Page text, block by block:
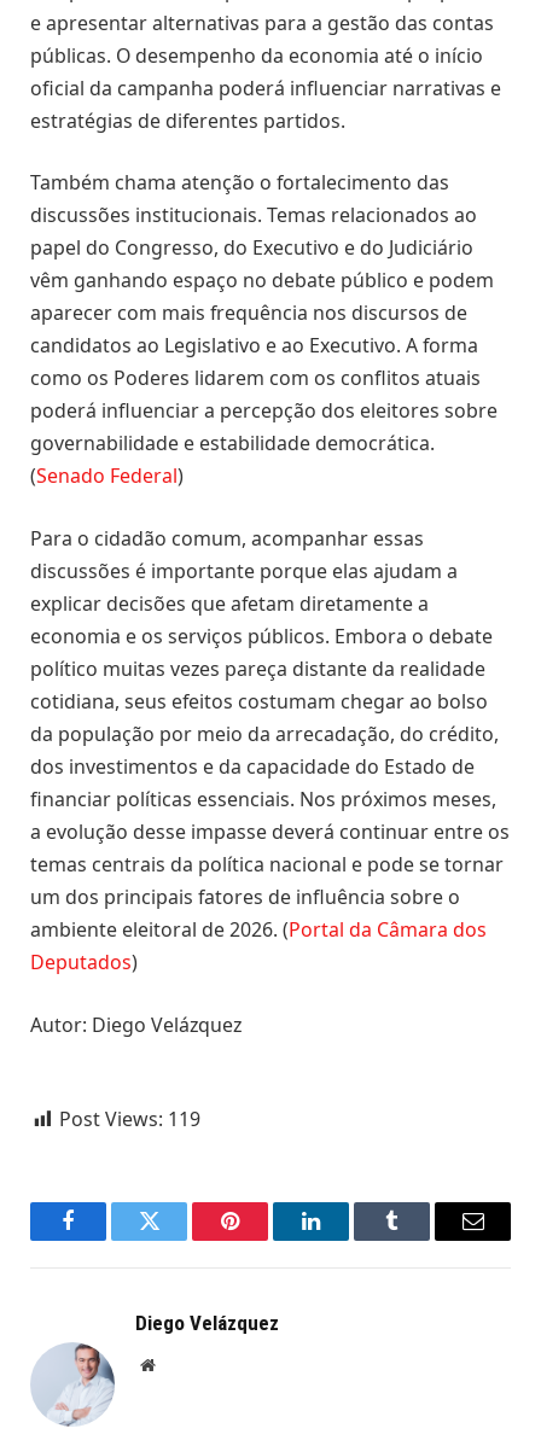
e apresentar alternativas para a gestão das contas
públicas. O desempenho da economia até o início
oficial da campanha poderá influenciar narrativas e
estratégias de diferentes partidos.
Também chama atenção o fortalecimento das
discussões institucionais. Temas relacionados ao
papel do Congresso, do Executivo e do Judiciário
vêm ganhando espaço no debate público e podem
aparecer com mais frequência nos discursos de
candidatos ao Legislativo e ao Executivo. A forma
como os Poderes lidarem com os conflitos atuais
poderá influenciar a percepção dos eleitores sobre
governabilidade e estabilidade democrática.
(Senado Federal)
Para o cidadão comum, acompanhar essas
discussões é importante porque elas ajudam a
explicar decisões que afetam diretamente a
economia e os serviços públicos. Embora o debate
político muitas vezes pareça distante da realidade
cotidiana, seus efeitos costumam chegar ao bolso
da população por meio da arrecadação, do crédito,
dos investimentos e da capacidade do Estado de
financiar políticas essenciais. Nos próximos meses,
a evolução desse impasse deverá continuar entre os
temas centrais da política nacional e pode se tornar
um dos principais fatores de influência sobre o
ambiente eleitoral de 2026. (Portal da Câmara dos
Deputados)
Autor: Diego Velázquez
Post Views: 119
FacebookTwitter Pinterest LinkedInTumblr Email
Diego Velázquez
Website